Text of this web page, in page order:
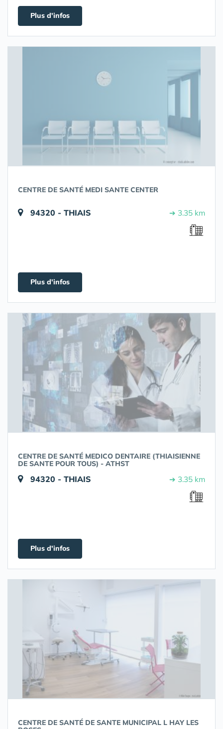
Plus d'infos
CENTRE DE SANTÉ MEDI SANTE CENTER
94320 - THIAIS ➔ 3.35 km
Plus d'infos
CENTRE DE SANTÉ MEDICO DENTAIRE (THIAISIENNE
DE SANTE POUR TOUS) - ATHST
94320 - THIAIS ➔ 3.35 km
Plus d'infos
CENTRE DE SANTÉ DE SANTE MUNICIPAL L HAY LES